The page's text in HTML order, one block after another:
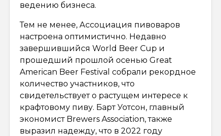
ведению бизнеса.
Тем не менее, Ассоциация пивоваров
настроена оптимистично. Недавно
завершившийся World Beer Cup и
прошедший прошлой осенью Great
American Beer Festival собрали рекордное
количество участников, что
свидетельствует о растущем интересе к
крафтовому пиву. Барт Уотсон, главный
экономист Brewers Association, также
выразил надежду, что в 2022 году